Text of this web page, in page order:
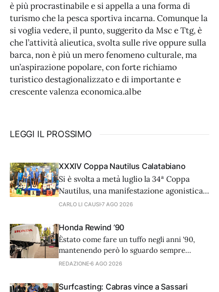
è più procrastinabile e si appella a una forma di
turismo che la pesca sportiva incarna. Comunque la
si voglia vedere, il punto, suggerito da Msc e Ttg, è
che l’attività alieutica, svolta sulle rive oppure sulla
barca, non è più un mero fenomeno culturale, ma
un’aspirazione popolare, con forte richiamo
turistico destagionalizzato e di importante e
crescente valenza economica.albe
LEGGI IL PROSSIMO
XXXIV Coppa Nautilus Calatabiano
Si è svolta a metà luglio la 34ª Coppa
Nautilus, una manifestazione agonistica
di alto livello tecnico che ha visto 81
d'Italia e dall'estero, cimentarsi in una
prova di surfcasting. In una serata
caratterizzata da condizioni meteo-
marine ottimali, il vero
CARLO LI CAUSI 7 AGO 2026
Honda Rewind ‘90
Èstato come fare un tuffo negli anni '90,
mantenendo però lo sguardo sempre
rivolto al futuro. L’8 luglio scorso, nella
cuore di Villa Borghese a Roma, Honda
REDAZIONE 6 AGO 2026
Surfcasting: Cabras vince a Sassari